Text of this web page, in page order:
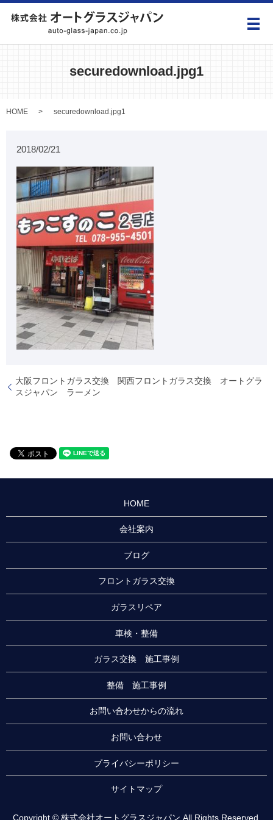
メ
securedownload.jpg1
HOME securedownload.jpg1
2018/02/21
大阪フロントガラス交換 関西フロントガラス交換 オートグラ
スジャパン ラーメン
HOME
会社案内
ブログ
フロントガラス交換
ガラスリペア
車検・整備
ガラス交換 施工事例
整備 施工事例
お問い合わせからの流れ
お問い合わせ
プライバシーポリシー
サイトマップ
Copyright © 株式会社オートグラスジャパン All Rights Reserved.